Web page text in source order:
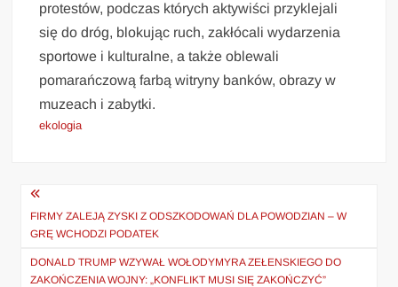
protestów, podczas których aktywiści przyklejali
się do dróg, blokując ruch, zakłócali wydarzenia
sportowe i kulturalne, a także oblewali
pomarańczową farbą witryny banków, obrazy w
muzeach i zabytki.
ekologia
Nawigacja
wpisu
FIRMY ZALEJĄ ZYSKI Z ODSZKODOWAŃ DLA POWODZIAN – W
GRĘ WCHODZI PODATEK
DONALD TRUMP WZYWAŁ WOŁODYMYRA ZEŁENSKIEGO DO
ZAKOŃCZENIA WOJNY: „KONFLIKT MUSI SIĘ ZAKOŃCZYĆ”